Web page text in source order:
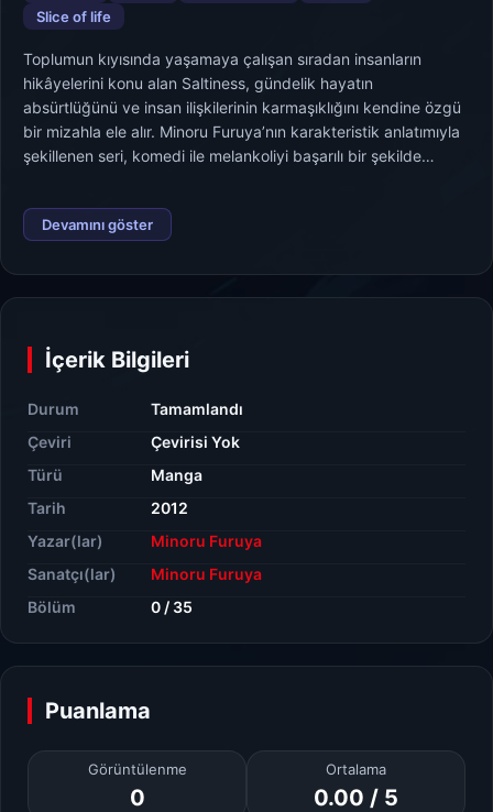
Slice of life
Toplumun kıyısında yaşamaya çalışan sıradan insanların
hikâyelerini konu alan Saltiness, gündelik hayatın
absürtlüğünü ve insan ilişkilerinin karmaşıklığını kendine özgü
bir mizahla ele alır. Minoru Furuya’nın karakteristik anlatımıyla
şekillenen seri, komedi ile melankoliyi başarılı bir şekilde
Devamını göster
İçerik Bilgileri
Durum
Tamamlandı
Çeviri
Çevirisi Yok
Türü
Manga
Tarih
2012
Yazar(lar)
Minoru Furuya
Sanatçı(lar)
Minoru Furuya
Bölüm
0 / 35
Puanlama
Görüntülenme
0
Ortalama
0.00 / 5